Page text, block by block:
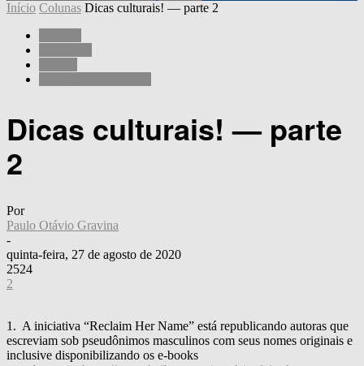
Início Colunas Dicas culturais! — parte 2
Dicas culturais! — parte
2
Por
Paulo Otávio Gravina
-
quinta-feira, 27 de agosto de 2020
2524
2
1. A iniciativa “Reclaim Her Name” está republicando autoras que
escreviam sob pseudônimos masculinos com seus nomes originais e
inclusive disponibilizando os e-books